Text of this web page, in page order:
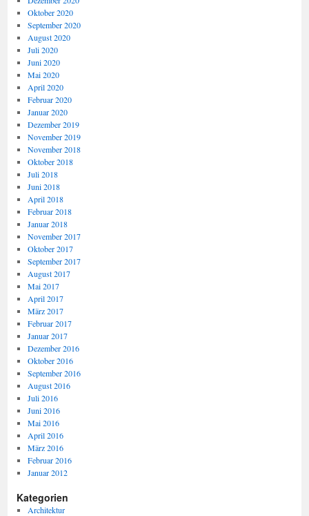
Oktober 2020
September 2020
August 2020
Juli 2020
Juni 2020
Mai 2020
April 2020
Februar 2020
Januar 2020
Dezember 2019
November 2019
November 2018
Oktober 2018
Juli 2018
Juni 2018
April 2018
Februar 2018
Januar 2018
November 2017
Oktober 2017
September 2017
August 2017
Mai 2017
April 2017
März 2017
Februar 2017
Januar 2017
Dezember 2016
Oktober 2016
September 2016
August 2016
Juli 2016
Juni 2016
Mai 2016
April 2016
März 2016
Februar 2016
Januar 2012
Kategorien
Architektur